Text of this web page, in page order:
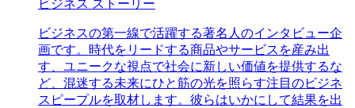
ビジネス ストーリー
ビジネスの第一線で活躍する著名人のインタビュー企
画です。時代をリードする商品やサービスを産み出
す、ユニークな視点で社会に新しい価値を提供するな
ど、混迷する未来にひと筋の光を照らす注目のビジネ
スピープルを取材します。彼らはいかにして結果を出